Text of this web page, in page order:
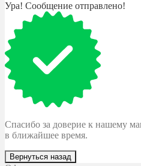
Ура! Сообщение отправлено!
Спасибо за доверие к нашему
в ближайшее время.
Вернуться назад